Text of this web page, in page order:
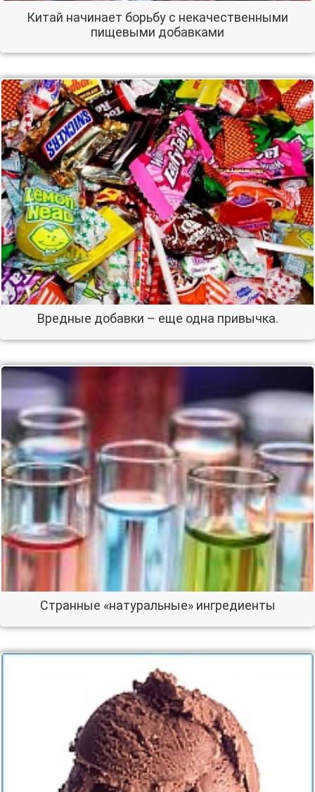
Китай начинает борьбу с некачественными
пищевыми добавками
Вредные добавки – еще одна привычка.
Странные «натуральные» ингредиенты